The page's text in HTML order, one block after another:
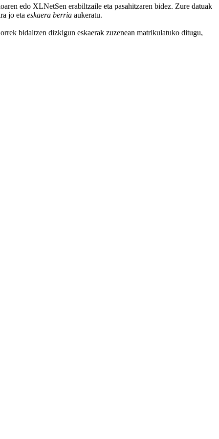
edo XLNetSen erabiltzaile eta pasahitzaren bidez. Zure datuak
jo eta eskaera berria aukeratu.
bidaltzen dizkigun eskaerak zuzenean matrikulatuko ditugu,